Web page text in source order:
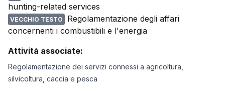
hunting-related services
VECCHIO TESTO
Regolamentazione degli affari
concernenti i combustibili e l'energia
Attività associate:
Regolamentazione dei servizi connessi a agricoltura,
silvicoltura, caccia e pesca